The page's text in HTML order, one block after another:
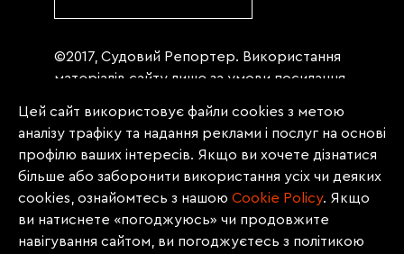
©2017, Судовий Репортер. Використання
матеріалів сайту лише за умови посилання
«Судовий репортер» не нижче третього
абзацу. Матеріали, щодо яких міститься
заборона на повну републікацію
(передрук, копіювання, відтворення або
інше використання), заборонено
передруковувати без згоди редакції.
Матеріали з позначкою PROMOTED, ЗА
Цей сайт використовує файли cookies з метою
аналізу трафіку та надання реклами і послуг на основі
профілю ваших інтересів. Якщо ви хочете дізнатися
більше або заборонити використання усіх чи деяких
cookies, ознайомтесь з нашою Сookie Policy. Якщо
ви натиснете «погоджуюсь» чи продовжите
навігування сайтом, ви погоджуєтесь з політикою